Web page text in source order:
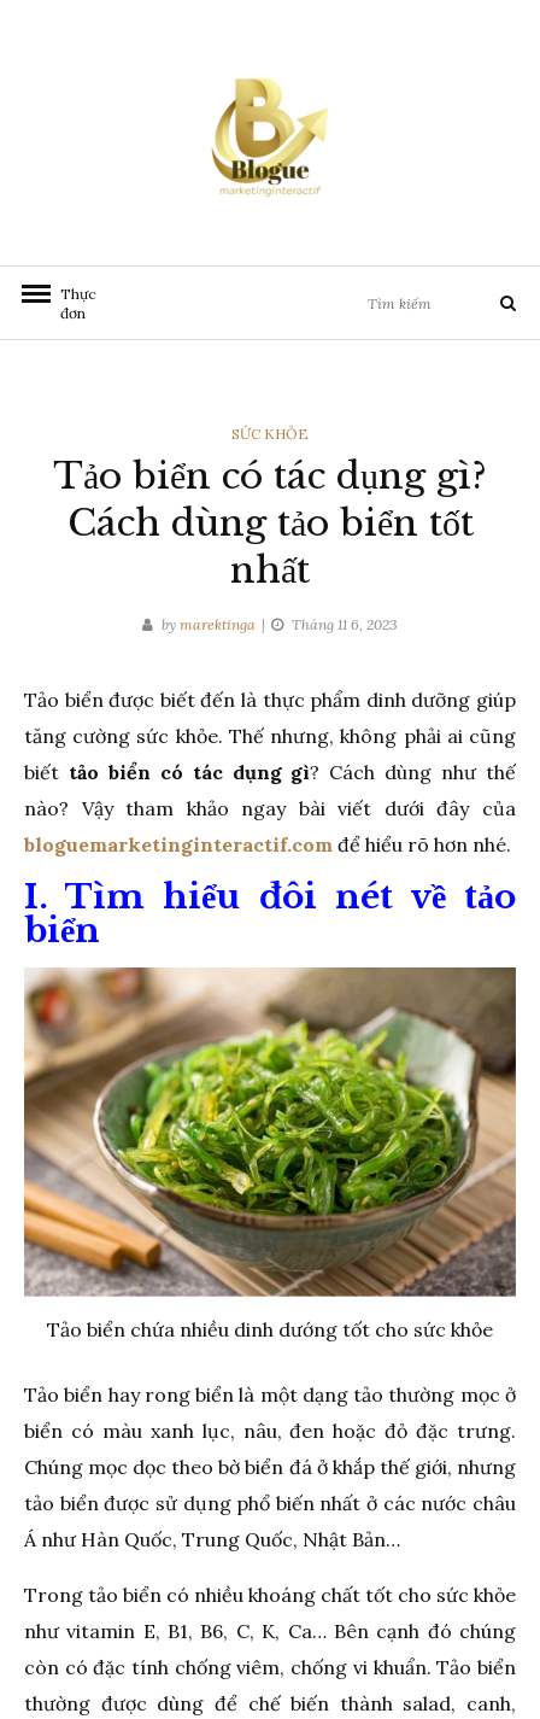
Thực
đơn
kiếm:
Tìm
THỂ
LOẠI
SỨC KHỎE
Tảo biển có tác dụng gì?
Cách dùng tảo biển tốt
nhất
by marektinga Tháng 11 6, 2023
Tảo biển được biết đến là thực phẩm dinh dưỡng giúp
tăng cường sức khỏe. Thế nhưng, không phải ai cũng
biết tảo biển có tác dụng gì? Cách dùng như thế
nào? Vậy tham khảo ngay bài viết dưới đây của
bloguemarketinginteractif.com để hiểu rõ hơn nhé.
I. Tìm hiểu đôi nét về tảo
biển
Tảo biển chứa nhiều dinh dướng tốt cho sức khỏe
Tảo biển hay rong biển là một dạng tảo thường mọc ở
biển có màu xanh lục, nâu, đen hoặc đỏ đặc trưng.
Chúng mọc dọc theo bờ biển đá ở khắp thế giới, nhưng
tảo biển được sử dụng phổ biến nhất ở các nước châu
Á như Hàn Quốc, Trung Quốc, Nhật Bản…
Trong tảo biển có nhiều khoáng chất tốt cho sức khỏe
như vitamin E, B1, B6, C, K, Ca… Bên cạnh đó chúng
còn có đặc tính chống viêm, chống vi khuẩn. Tảo biển
thường được dùng để chế biến thành salad, canh,